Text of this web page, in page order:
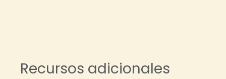
Recursos adicionales